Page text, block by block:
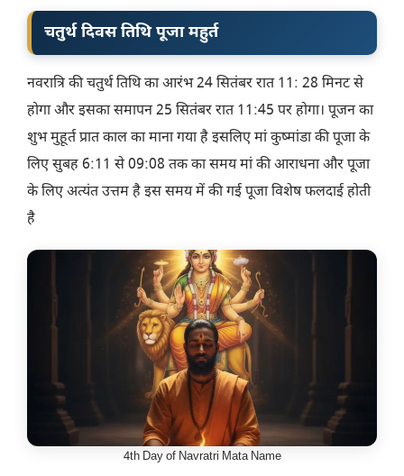
चतुर्थ दिवस तिथि पूजा महुर्त
नवरात्रि की चतुर्थ तिथि का आरंभ 24 सितंबर रात 11: 28 मिनट से
होगा और इसका समापन 25 सितंबर रात 11:45 पर होगा। पूजन का
शुभ मुहूर्त प्रात काल का माना गया है इसलिए मां कुष्मांडा की पूजा के
लिए सुबह 6:11 से 09:08 तक का समय मां की आराधना और पूजा
के लिए अत्यंत उत्तम है इस समय में की गई पूजा विशेष फलदाई होती
है
4th Day of Navratri Mata Name